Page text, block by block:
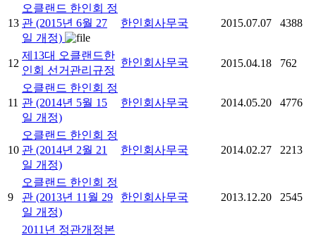
13
오클랜드 한인회 정
관 (2015년 6월 27
일 개정)
한인회사무국 2015.07.07 4388
12
제13대 오클랜드한
인회 선거관리규정
한인회사무국 2015.04.18 762
11
오클랜드 한인회 정
관 (2014년 5월 15
일 개정)
한인회사무국 2014.05.20 4776
10
오클랜드 한인회 정
관 (2014년 2월 21
일 개정)
한인회사무국 2014.02.27 2213
9
오클랜드 한인회 정
관 (2013년 11월 29
일 개정)
한인회사무국 2013.12.20 2545
2011년 정관개정본